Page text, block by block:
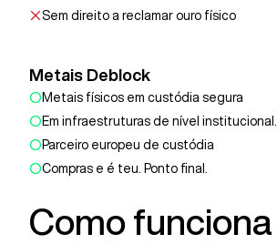
Sem direito a reclamar ouro físico
Metais Deblock
Metais físicos em custódia segura
Em infraestruturas de nível institucional.
Parceiro europeu de custódia
Compras e é teu. Ponto final.
Como funciona